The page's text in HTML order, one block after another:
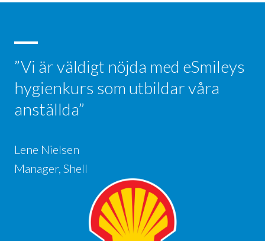
”Vi är väldigt nöjda med eSmileys
hygienkurs som utbildar våra
anställda”
Lene Nielsen
Manager, Shell